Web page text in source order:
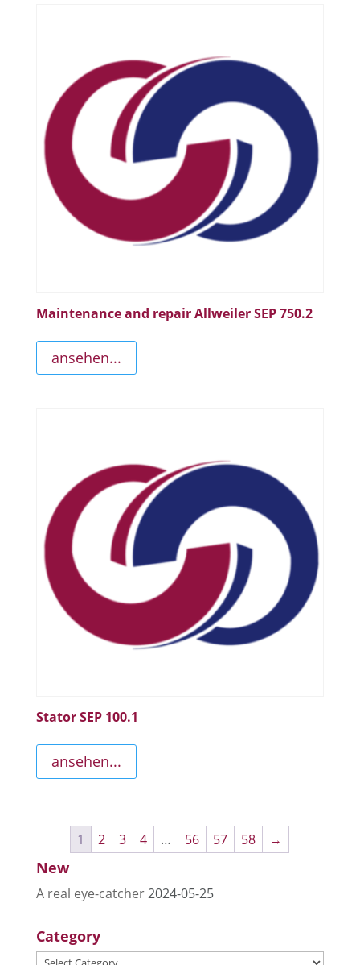
Maintenance and repair Allweiler SEP 750.2
ansehen...
Stator SEP 100.1
ansehen...
1 2 3 4 … 56 57 58 →
New
A real eye-catcher2024-05-25
Category
Category